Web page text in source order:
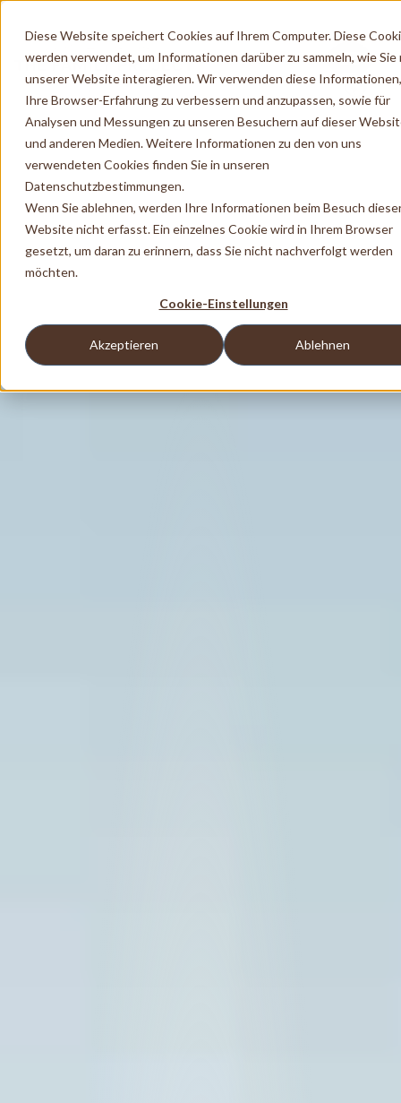
Diese Website speichert Cookies auf Ihrem Computer. Diese
werden verwendet, um Informationen darüber zu sammeln, wie Sie
unserer Website interagieren. Wir verwenden diese
Ihre Browser-Erfahrung zu verbessern und anzupassen, sowie für
Analysen und Messungen zu unseren Besuchern auf dieser
und anderen Medien. Weitere Informationen zu den von uns
verwendeten Cookies finden Sie in unseren
Datenschutzbestimmungen.
Wenn Sie ablehnen, werden Ihre Informationen beim Besuch
Website nicht erfasst. Ein einzelnes Cookie wird in Ihrem Browser
gesetzt, um daran zu erinnern, dass Sie nicht nachverfolgt werden
möchten.
Cookie-Einstellungen
Akzeptieren Ablehnen